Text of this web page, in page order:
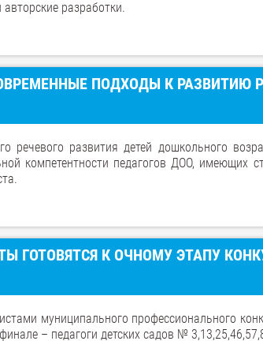
разработки.
ПОДХОДЫ К РАЗВИТИЮ
речевого развития детей дошкольного
компетентности педагогов ДОО, имеющих
ГОТОВЯТСЯ К ОЧНОМУ ЭТАПУ
муниципального профессионального
– педагоги детских садов №